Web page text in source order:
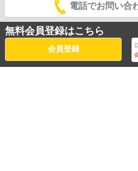
電話でお問い合
無料会員登録はこちら
会員登録